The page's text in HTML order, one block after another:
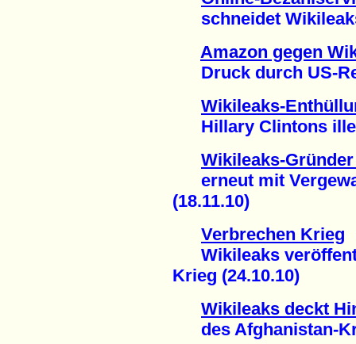
schneidet
Amazon gegen
Druck durch US-
Wikileaks-
Hillary Clintons
Wikileaks-
erneut mit
(18.11.10)
Verbrechen Krieg
Wikileaks
Krieg (24.10.10)
Wikileaks deckt
des Afghanistan-